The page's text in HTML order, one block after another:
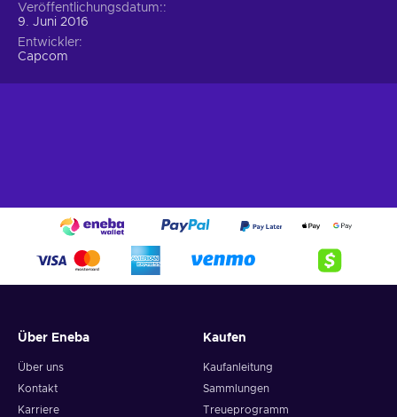
Veröffentlichungsdatum:
9. Juni 2016
Entwickler
Capcom
Über Eneba
Über uns
Kontakt
Karriere
Kaufen
Kaufanleitung
Sammlungen
Treueprogramm